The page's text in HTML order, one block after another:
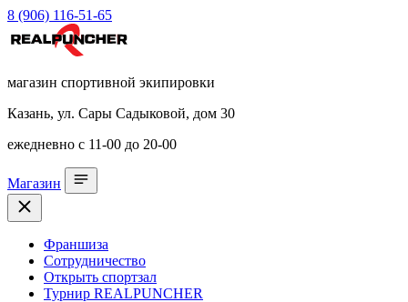
8 (906) 116-51-65
магазин спортивной экипировки
Казань, ул. Сары Садыковой, дом 30
ежедневно с 11-00 до 20-00
Магазин
Франшиза
Сотрудничество
Открыть спортзал
Турнир REALPUNCHER